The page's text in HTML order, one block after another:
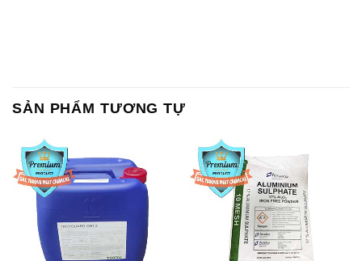
SẢN PHẨM TƯƠNG TỰ